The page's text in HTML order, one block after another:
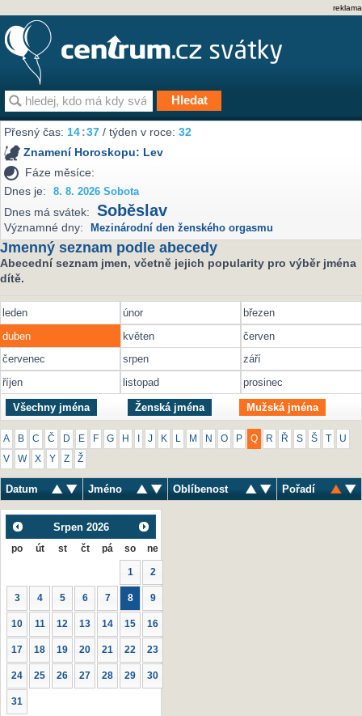
reklama
Přesný čas:14:37 / týden v roce:32
Znamení Horoskopu: Lev
Fáze měsíce:
Dnes je:
8. 8. 2026 Sobota
Dnes má svátek: Soběslav
Významné dny: Mezinárodní den ženského orgasmu
Jmenný seznam podle abecedy
Abecední seznam jmen, včetně jejich popularity pro výběr jména
dítě.
leden únor
březen
duben
květen
červen
červenec
srpen
září
říjen
listopad prosinec
Všechny jména Ženská jména Mužská jména
A B C Č D E F G H J K M N O P Q R Ř S Š U
V W X Y Z Ž
Datum Jméno Oblíbenost Pořadí
Srpen 2026
po út st čt pá so ne
1 2
3 4 5 6 7 8 9
10 11 12 13 14 15 16
17 18 19 20 21 22 23
24 25 26 27 28 29 30
31